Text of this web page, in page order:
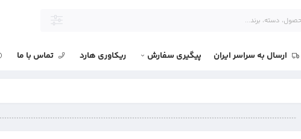
ارسال به سراسر ایران پیگیری سفارش ریکاوری هارد تماس با ما